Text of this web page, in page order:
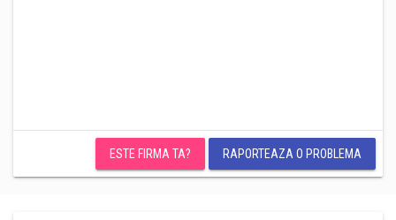
ESTE FIRMA TA? RAPORTEAZA O PROBLEMA